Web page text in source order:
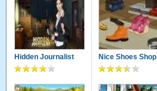
Hidden Journalist Nice Shoes Shop